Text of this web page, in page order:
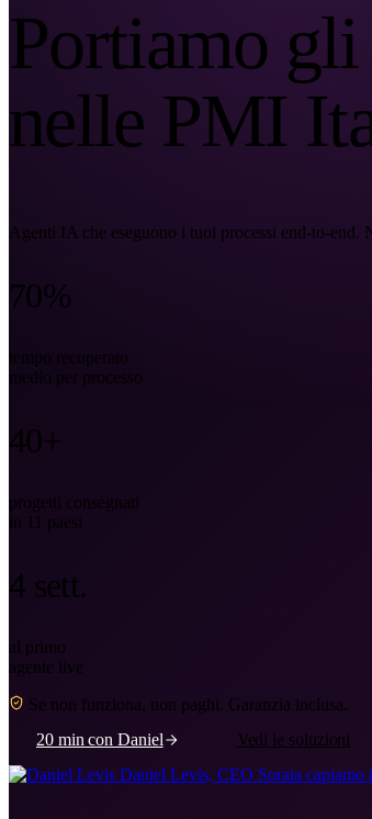
Case studies
20 min con Daniel
Portiamo
nelle PMI
Agenti IA che eseguono i tuoi processi end-to-
70%
tempo recuperato
medio per processo
40+
progetti consegnati
in 11 paesi
4 sett.
al primo
agente live
Se non funziona, non paghi. Garanzia inclusa.
20 min con Daniel
Vedi le soluzioni
Daniel Levis, CEO Soraia capiamo